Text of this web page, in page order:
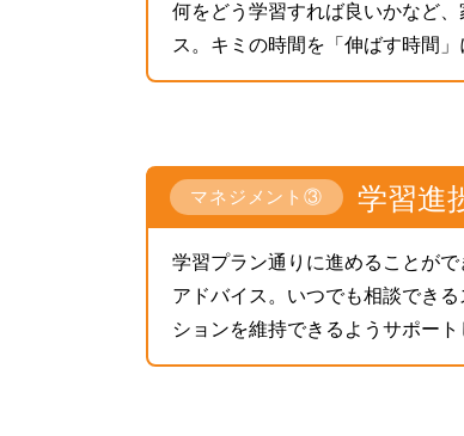
何をどう学習すれば良いかなど
ス。キミの時間を「伸ばす時間」
マネジメント③ 学習進
学習プラン通りに進めることが
アドバイス。いつでも相談でき
ションを維持できるようサポート